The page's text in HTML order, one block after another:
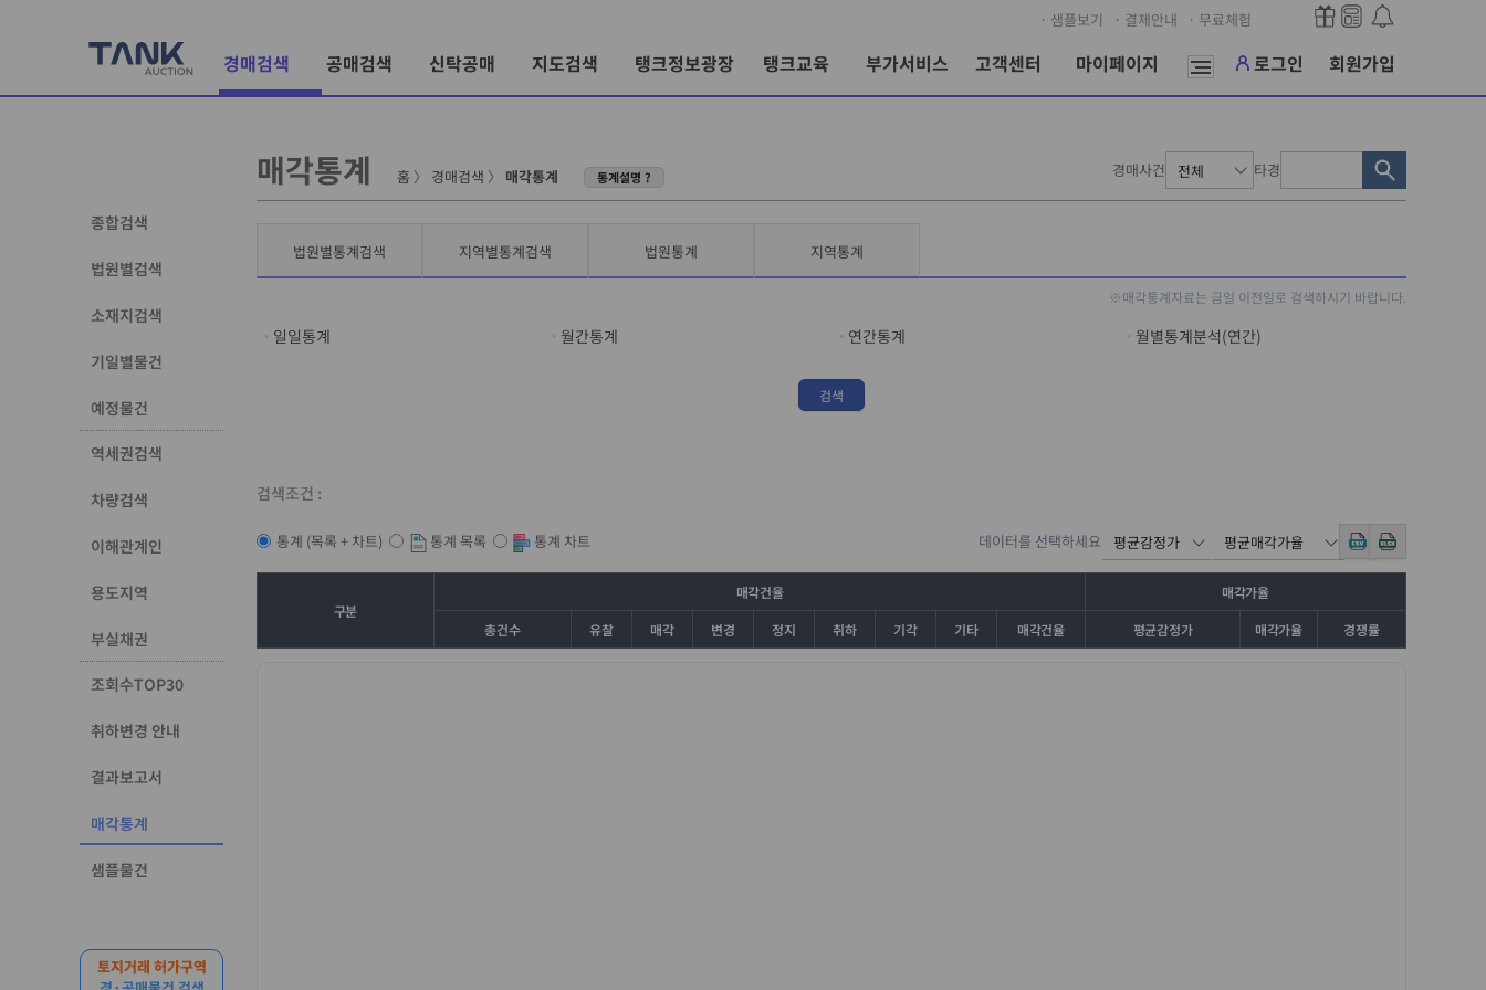
· 샘플보기 · 결제안내 · 무료체험
경매검색 공매검색 신탁공매 지도검색 탱크정보광장 탱크교육 부가서비스 고객센터 마이페이지 로그인 회원가입
종합검색
법원별검색
소재지검색
기일별물건
예정물건
역세권검색
차량검색
이해관계인
용도지역
부실채권
조회수TOP30
취하변경 안내
결과보고서
매각통계
샘플물건
토지거래 허가구역
매각통계 홈 〉 경매검색 〉 매각통계 통계설명 ? 경매사건 타경
법원별통계검색 지역별통계검색 법원통계 지역통계
※매각통계자료는 금일 이전일로 검색하시기 바랍니다.
일일통계 월간통계 연간통계 월별통계분석(연간)
검색
검색조건 :
통계 (목록 + 차트) 통계 목록 통계 차트 데이터를 선택하세요
구분
매각건율
매각가율
총건수
유찰 매각 변경 정지 취하 기각 기타 매각건율 평균감정가 매각가율 경쟁률